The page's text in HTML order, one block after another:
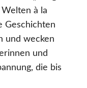
à la
Geschichten
und wecken
und
die bis